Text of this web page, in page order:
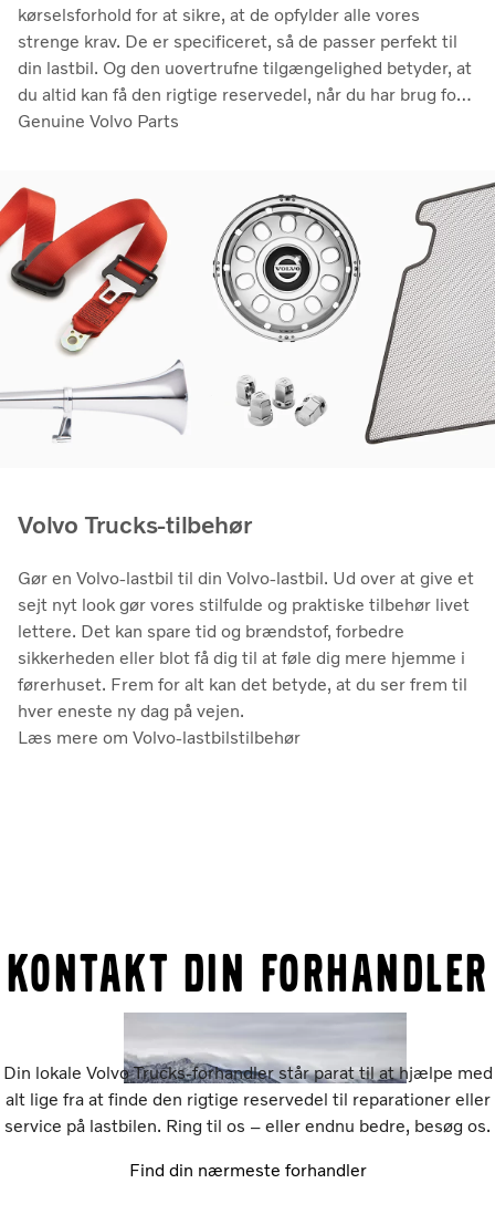
kørselsforhold for at sikre, at de opfylder alle vores
strenge krav. De er specificeret, så de passer perfekt til
din lastbil. Og den uovertrufne tilgængelighed betyder, at
du altid kan få den rigtige reservedel, når du har brug for
den.
Genuine Volvo Parts
Volvo Trucks-tilbehør
Gør en Volvo-lastbil til din Volvo-lastbil. Ud over at give et
sejt nyt look gør vores stilfulde og praktiske tilbehør livet
lettere. Det kan spare tid og brændstof, forbedre
sikkerheden eller blot få dig til at føle dig mere hjemme i
førerhuset. Frem for alt kan det betyde, at du ser frem til
hver eneste ny dag på vejen.
Læs mere om Volvo-lastbilstilbehør
Kontakt din forhandler
Din lokale Volvo Trucks-forhandler står parat til at hjælpe med
alt lige fra at finde den rigtige reservedel til reparationer eller
service på lastbilen. Ring til os – eller endnu bedre, besøg os.
Find din nærmeste forhandler